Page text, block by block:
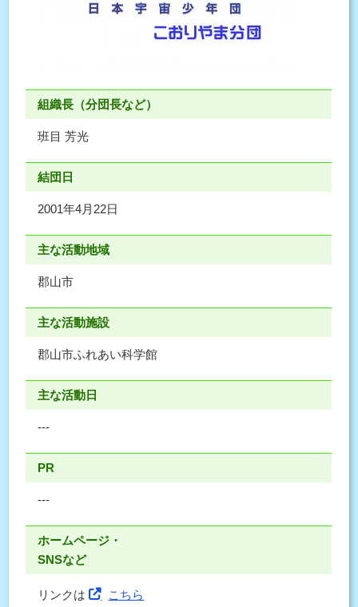
組織長（分団長など）
班目 芳光
結団日
2001年4月22日
主な活動地域
郡山市
主な活動施設
郡山市ふれあい科学館
主な活動日
---
PR
---
ホームページ・
SNSなど
リンクは こちら